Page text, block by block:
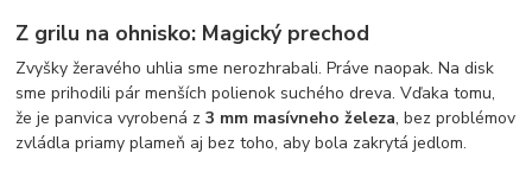
Z grilu na ohnisko: Magický prechod
Zvyšky žeravého uhlia sme nerozhrabali. Práve naopak. Na disk
sme prihodili pár menších polienok suchého dreva. Vďaka tomu,
že je panvica vyrobená z3 mm masívneho železa, bez problémov
zvládla priamy plameň aj bez toho, aby bola zakrytá jedlom.